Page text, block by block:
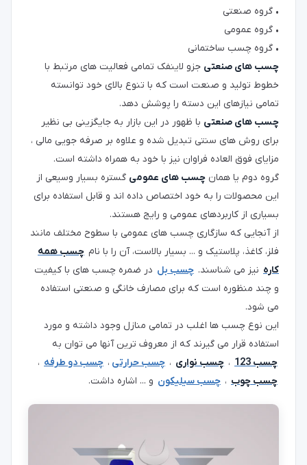
• گروه صنعتی
• گروه عمومی
• گروه چسب ساختمانی
چسب های صنعتی جزو لاینفک تمامی فعالیت های مرتبط با
خطوط تولید و صنعت است که با تنوع بالای خود توانسته
تمامی نیازهای این دسته را پوشش دهد.
چسب های صنعتی با ظهور در این بازار به جایگزینی بی نظیر
برای روش های سنتی تبدیل شده و علاوه بر صرفه جویی مالی ،
مزایای فوق العاده فراوان نیز با خود به همراه داشته است.
گروه دوم یا همان چسب های عمومی گستره بسیار وسیعی از
این محصولات را به خود اختصاص داده اند و قابل استفاده برای
بسیاری از کاربردهای عمومی و رایج هستند.
از آنجایی که سازگاری چسب های عمومی با سطوح مختلف مانند
فلز، کاغذ، پلاستیک و ... بسیار بالاست، آن را با نام چسب همه
کاره نیز می شناسند. چسب بل در ضمره چسب های با کیفیت
و چند منظوره است که برای مصارف خانگی و صنعتی استفاده
می شود.
این نوع چسب ها اغلب در تمامی منازل وجود داشته و مورد
استفاده قرار می گیرند که از معروف ترین آنها می توان به
چسب 123
، چسب نواری ، چسب حرارتی ، چسب دو طرفه ،
چسب چوب ، چسب سیلیکون و ... اشاره داشت.